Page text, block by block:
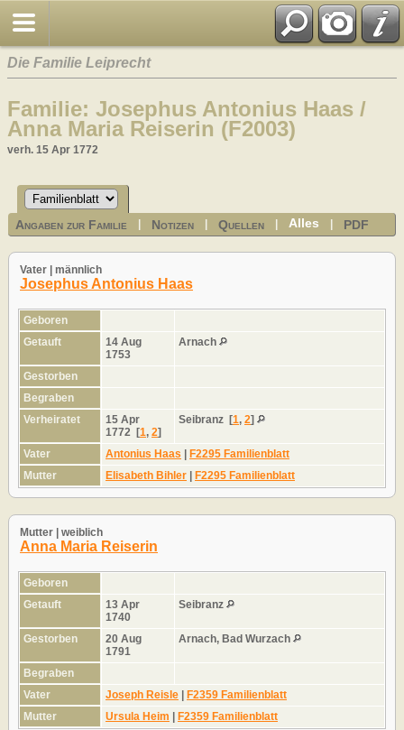
Die Familie Leiprecht
Familie: Josephus Antonius Haas /
Anna Maria Reiserin (F2003)
verh. 15 Apr 1772
Angaben zur Familie Notizen |Quellen |Alles PDF
Vater | männlich
Josephus Antonius Haas
Geboren
Getauft
14 Aug
1753
Arnach
Gestorben
Begraben
Verheiratet
15 Apr
1772 [1, 2]
Seibranz [1, 2]
Vater Antonius Haas | F2295 Familienblatt
Mutter
Elisabeth Bihler | F2295 Familienblatt
Mutter | weiblich
Anna Maria Reiserin
Geboren
Getauft
13 Apr
1740
Seibranz
Gestorben
20 Aug
1791
Arnach, Bad Wurzach
Begraben
Vater
Joseph Reisle | F2359 Familienblatt
Mutter
Ursula Heim | F2359 Familienblatt